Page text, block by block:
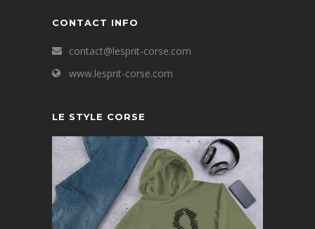
CONTACT INFO
contact@lesprit-corse.com
www.lesprit-corse.com
LE STYLE CORSE